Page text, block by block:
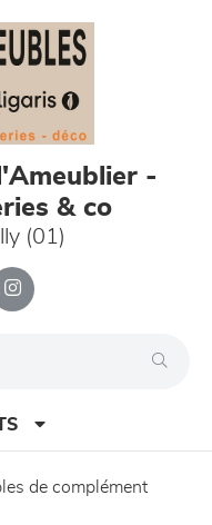
-
& co
(01)
de complément